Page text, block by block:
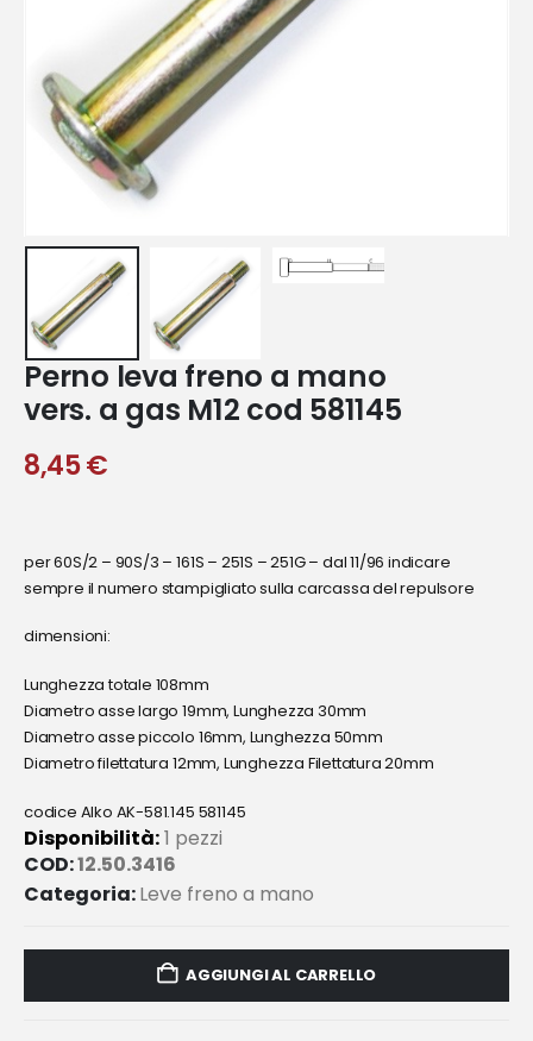
Perno leva freno a mano
vers. a gas M12 cod 581145
8,45€
per 60S/2 – 90S/3 – 161S – 251S – 251G – dal 11/96 indicare
sempre il numero stampigliato sulla carcassa del repulsore
dimensioni:
Lunghezza totale 108mm
Diametro asse largo 19mm, Lunghezza 30mm
Diametro asse piccolo 16mm, Lunghezza 50mm
Diametro filettatura 12mm, Lunghezza Filettatura 20mm
codice Alko AK-581.145 581145
Disponibilità:1 pezzi
COD:12.50.3416
Categoria:Leve freno a mano
AGGIUNGI AL CARRELLO